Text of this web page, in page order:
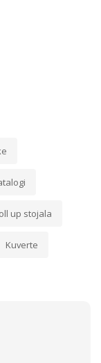
up stojala
Kuverte